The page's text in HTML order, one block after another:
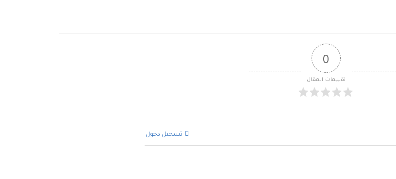
0
تقييمات المقال
تسجيل دخول